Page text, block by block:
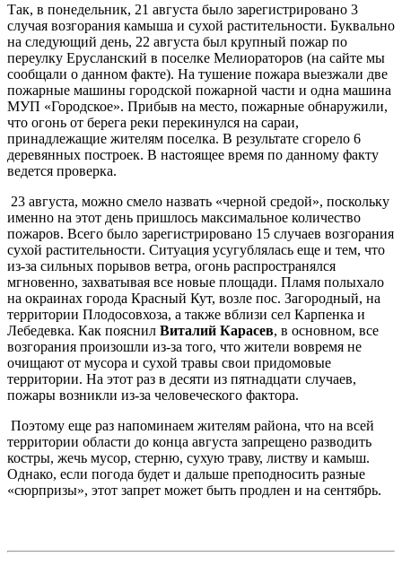
Так, в понедельник, 21 августа было зарегистрировано 3
случая возгорания камыша и сухой растительности. Буквально
на следующий день, 22 августа был крупный пожар по
переулку Ерусланский в поселке Мелиораторов (на сайте мы
сообщали о данном факте). На тушение пожара выезжали две
пожарные машины городской пожарной части и одна машина
МУП «Городское». Прибыв на место, пожарные обнаружили,
что огонь от берега реки перекинулся на сараи,
принадлежащие жителям поселка. В результате сгорело 6
деревянных построек. В настоящее время по данному факту
ведется проверка.
23 августа, можно смело назвать «черной средой», поскольку
именно на этот день пришлось максимальное количество
пожаров. Всего было зарегистрировано 15 случаев возгорания
сухой растительности. Ситуация усугублялась еще и тем, что
из-за сильных порывов ветра, огонь распространялся
мгновенно, захватывая все новые площади. Пламя полыхало
на окраинах города Красный Кут, возле пос. Загородный, на
территории Плодосовхоза, а также вблизи сел Карпенка и
Лебедевка. Как пояснил Виталий Карасев, в основном, все
возгорания произошли из-за того, что жители вовремя не
очищают от мусора и сухой травы свои придомовые
территории. На этот раз в десяти из пятнадцати случаев,
пожары возникли из-за человеческого фактора.
Поэтому еще раз напоминаем жителям района, что на всей
территории области до конца августа запрещено разводить
костры, жечь мусор, стерню, сухую траву, листву и камыш.
Однако, если погода будет и дальше преподносить разные
«сюрпризы», этот запрет может быть продлен и на сентябрь.